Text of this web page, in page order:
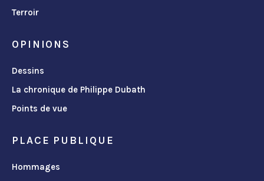
Terroir
OPINIONS
Dessins
La chronique de Philippe Dubath
Points de vue
PLACE PUBLIQUE
Hommages